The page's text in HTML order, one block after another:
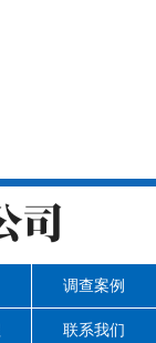
调查案例
联系我们